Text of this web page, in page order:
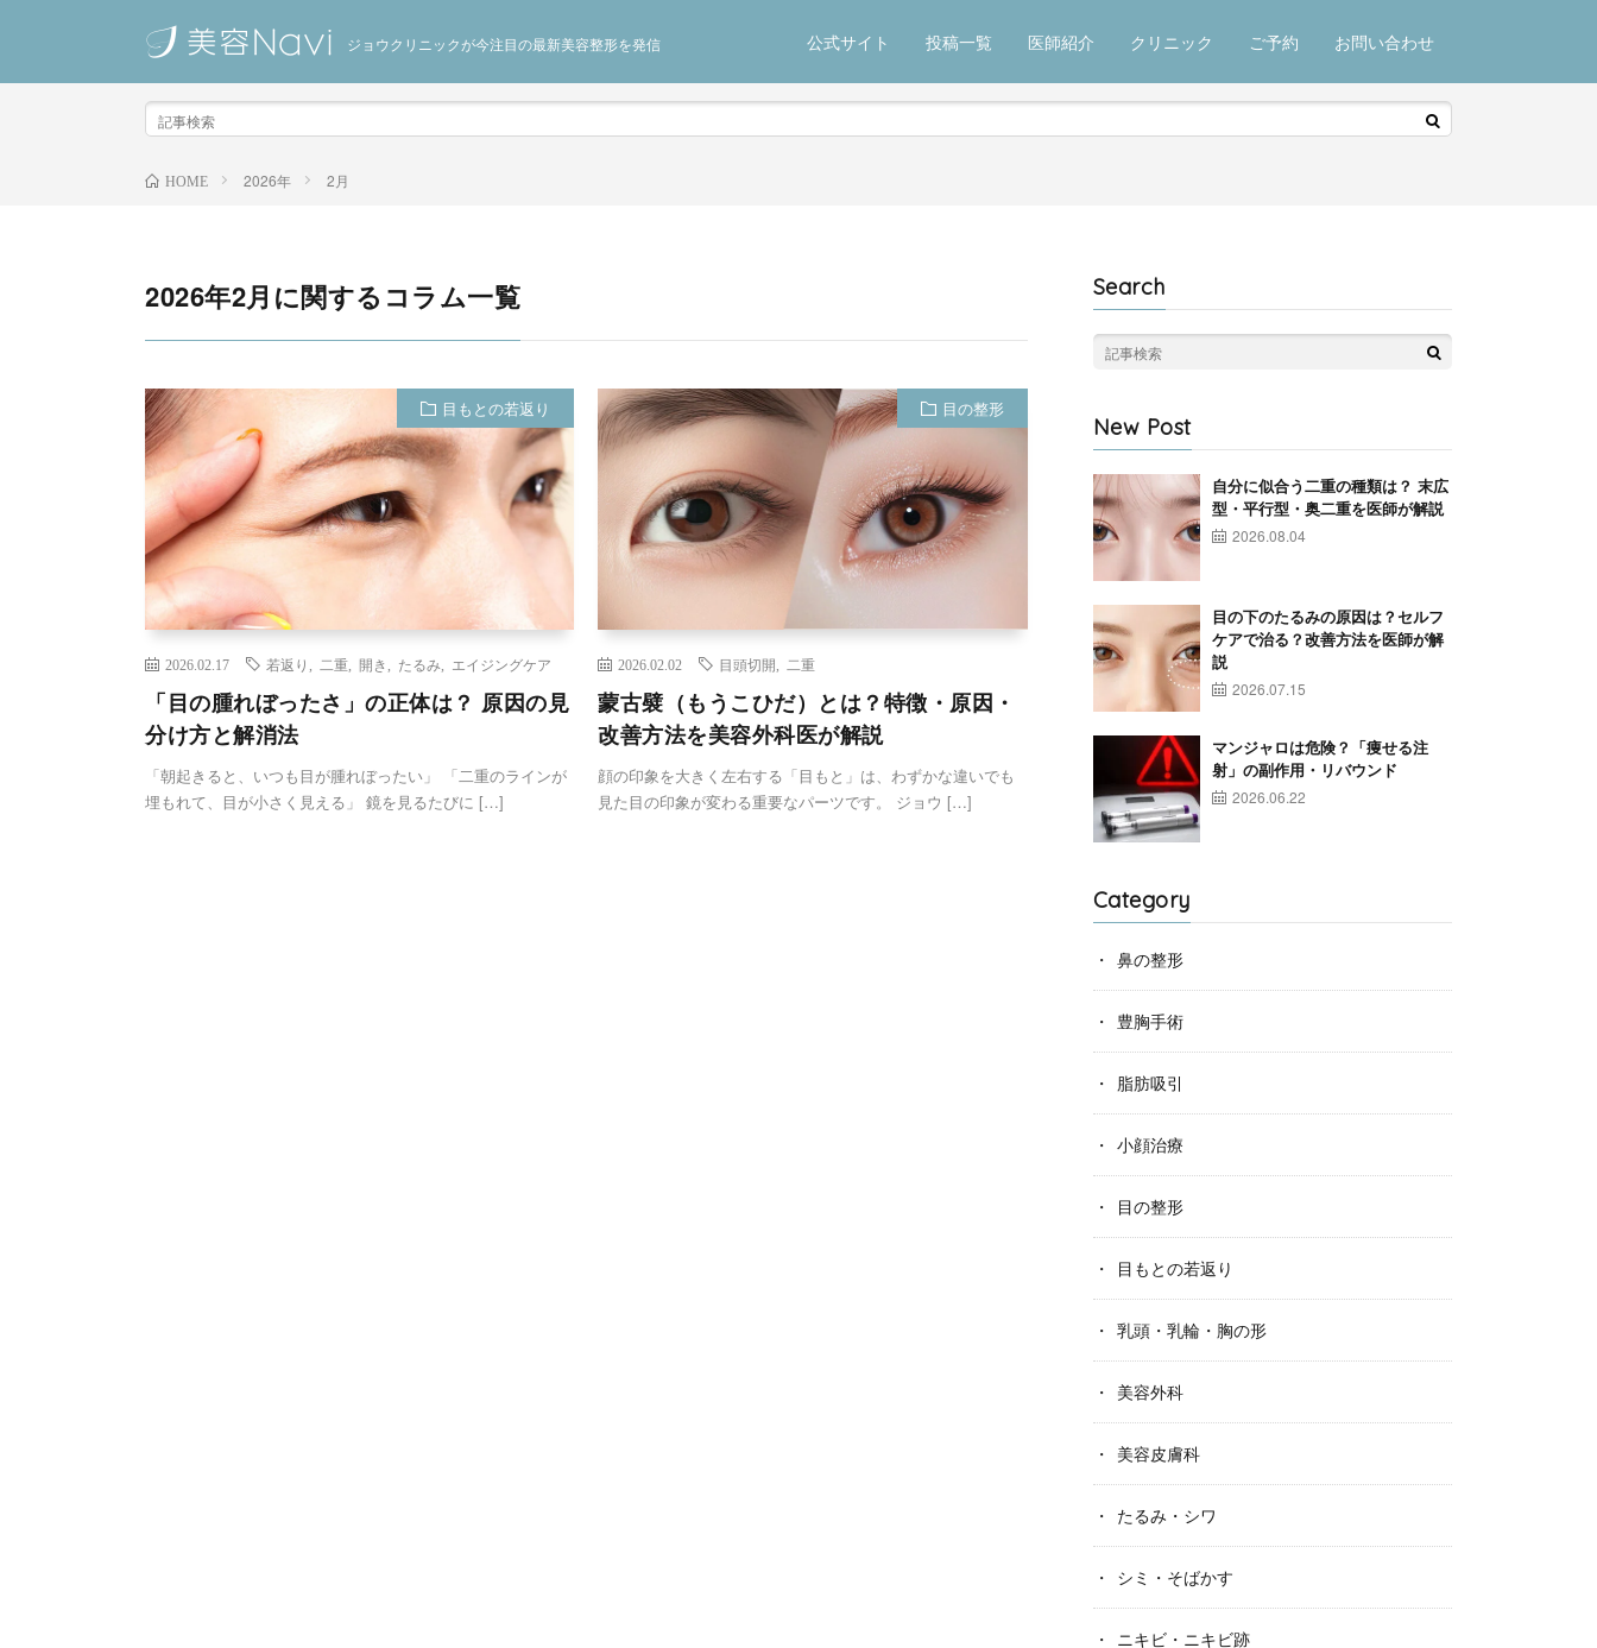
ジョウクリニックが今注目の最新美容整形を発信 公式サイト 投稿一覧 医師紹介 クリニック ご予約 お問い合わせ
HOME 2026年 2月
2026年2月に関するコラム一覧
目もとの若返り
2026.02.17 若返り 二重 開き たるみ エイジングケア
「目の腫れぼったさ」の正体は？ 原因の見
分け方と解消法
「朝起きると、いつも目が腫れぼったい」 「二重のラインが
埋もれて、目が小さく見える」 鏡を見るたびに […]
目の整形
2026.02.02 目頭切開 二重
蒙古襞（もうこひだ）とは？特徴・原因・
改善方法を美容外科医が解説
顔の印象を大きく左右する「目もと」は、わずかな違いでも
見た目の印象が変わる重要なパーツです。 ジョウ […]
Search
New Post
自分に似合う二重の種類は？ 末広
型・平行型・奥二重を医師が解説
2026.08.04
目の下のたるみの原因は？セルフ
ケアで治る？改善方法を医師が解
説
2026.07.15
マンジャロは危険？「痩せる注
射」の副作用・リバウンド
2026.06.22
Category
鼻の整形
豊胸手術
脂肪吸引
小顔治療
目の整形
目もとの若返り
乳頭・乳輪・胸の形
美容外科
美容皮膚科
たるみ・シワ
シミ・そばかす
ニキビ・ニキビ跡